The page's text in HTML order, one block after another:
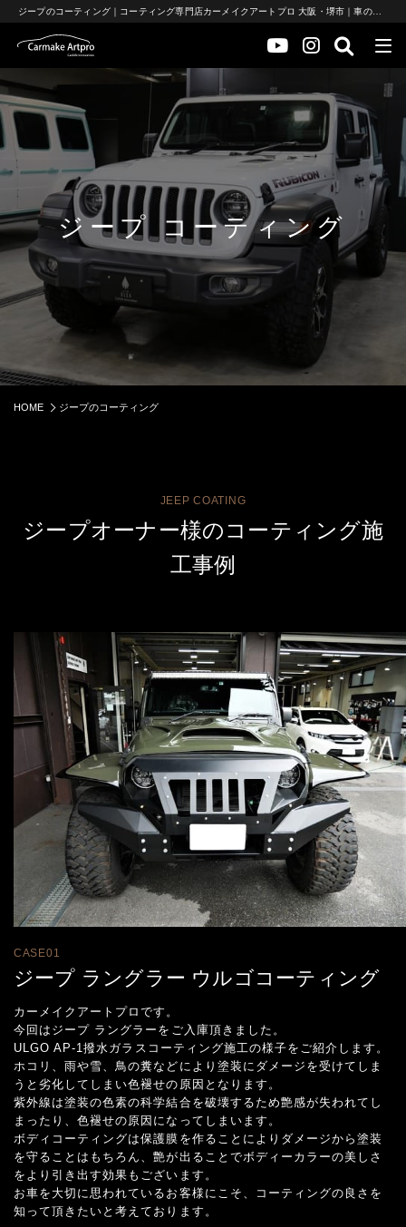
ジープのコーティング｜コーティング専門店カーメイクアートプロ 大阪・堺市｜車のガラスコーティングとセラミックコーティング
ジープ コーティング
HOME ジープのコーティング
JEEP COATING
ジープオーナー様のコーティング施
工事例
CASE01
ジープ ラングラー ウルゴコーティング
カーメイクアートプロです。
今回はジープ ラングラーをご入庫頂きました。
ULGO AP-1撥水ガラスコーティング施工の様子をご紹介します。
ホコリ、雨や雪、鳥の糞などにより塗装にダメージを受けてしま
うと劣化してしまい色褪せの原因となります。
紫外線は塗装の色素の科学結合を破壊するため艶感が失われてし
まったり、色褪せの原因になってしまいます。
ボディコーティングは保護膜を作ることによりダメージから塗装
を守ることはもちろん、艶が出ることでボディーカラーの美しさ
をより引き出す効果もございます。
お車を大切に思われているお客様にこそ、コーティングの良さを
知って頂きたいと考えております。